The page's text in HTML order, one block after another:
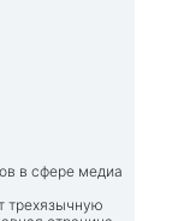
в сфере медиа
трехязычную